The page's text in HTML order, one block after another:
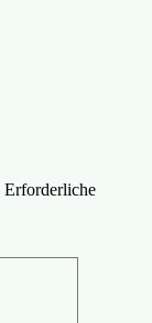
Erforderliche